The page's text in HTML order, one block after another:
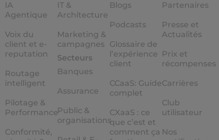
IA
Agentique
Voix du
client et e-
reputation
Routage
intelligent
Pilotage &
Performance
Conformité,
IT &
Architecture
Marketing &
campagnes
Secteurs
Banques
Assurance
Public &
organisations
Blogs
Podcasts
Glossaire de
l’expérience
client
CCaaS: Guide
complet
CXaaS : ce
que c’est et
comment ça
Partenaires
Presse et
Actualités
Prix et
récompenses
Carrières
Club
utilisateur
Nos